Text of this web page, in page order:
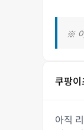
※
쿠팡
아직